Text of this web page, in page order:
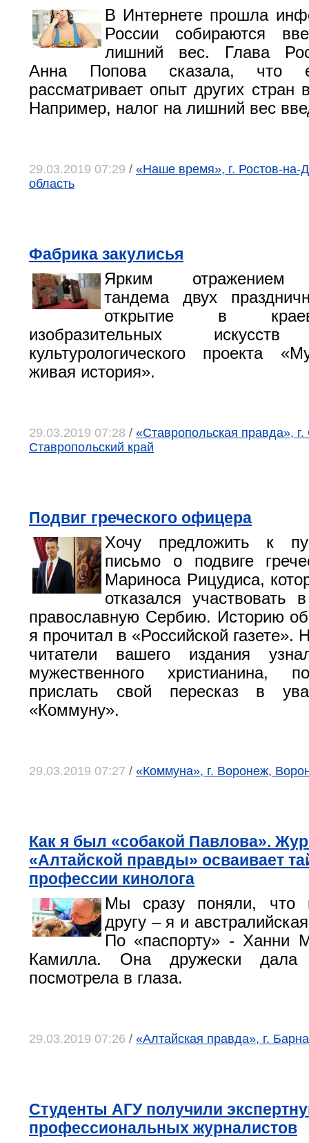
В Интернете прошла
России собираются
лишний вес. Глава
Анна Попова сказала, что
рассматривает опыт других стран
Например, налог на лишний вес
29.03.2019 07:29 / «Наше время», г. Ростов-на-
область
Фабрика закулисья
Ярким отражением
тандема двух
открытие в
изобразительных искусств
культурологического проекта
живая история».
29.03.2019 07:28 / «Ставропольская правда»,
Ставропольский край
Подвиг греческого офицера
Хочу предложить к
письмо о подвиге
Мариноса Рицудиса,
отказался участвовать
православную Сербию. Историю
я прочитал в «Российской газете».
читатели вашего издания
мужественного христианина,
прислать свой пересказ в
«Коммуну».
29.03.2019 07:27 / «Коммуна», г. Воронеж,
Как я был «собакой Павлова».
«Алтайской правды» осваивает
профессии кинолога
Мы сразу поняли, что
другу – я и
По «паспорту» - Ханни
Камилла. Она дружески
посмотрела в глаза.
29.03.2019 07:26 / «Алтайская правда», г.
Студенты АГУ получили
профессиональных журналистов